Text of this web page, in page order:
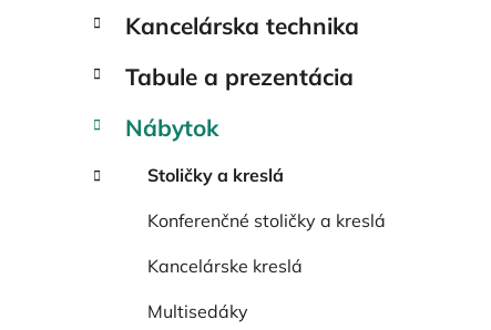
Kancelárska technika
Tabule a prezentácia
Nábytok
Stoličky a kreslá
Konferenčné stoličky a kreslá
Kancelárske kreslá
Multisedáky